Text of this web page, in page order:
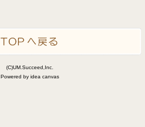
(C)UM.Succeed,Inc.
Powered by idea canvas